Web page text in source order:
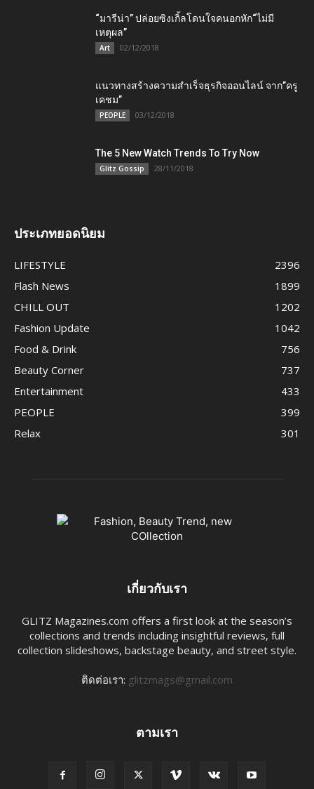
“มารีน่า” ปล่อยซิงเกิ้ลโดนใจคนอกหัก“ไม่มี
เหตุผล”
Art 02/12/2018
แนวทางสร้างความสำเร็จธุรกิจออนไลน์ จาก”ครู
เคชม”
PEOPLE 03/12/2018
The 5 New Watch Trends To Try Now
Glitz Gossip 28/11/2018
ประเภทยอดนิยม
LIFESTYLE
2396
Flash News
1899
CHILL OUT
1202
Fashion Update
1042
Food & Drink
756
Beauty Corner
737
Entertainment
433
PEOPLE
399
Relax
301
เกี่ยวกับเรา
GLITZ Magazines.com offers a first look at the season’s
collections and trends including insightful reviews, full
collection slideshows, backstage beauty, and street style.
ติดต่อเรา: glitzmags@gmail.com
ตามเรา